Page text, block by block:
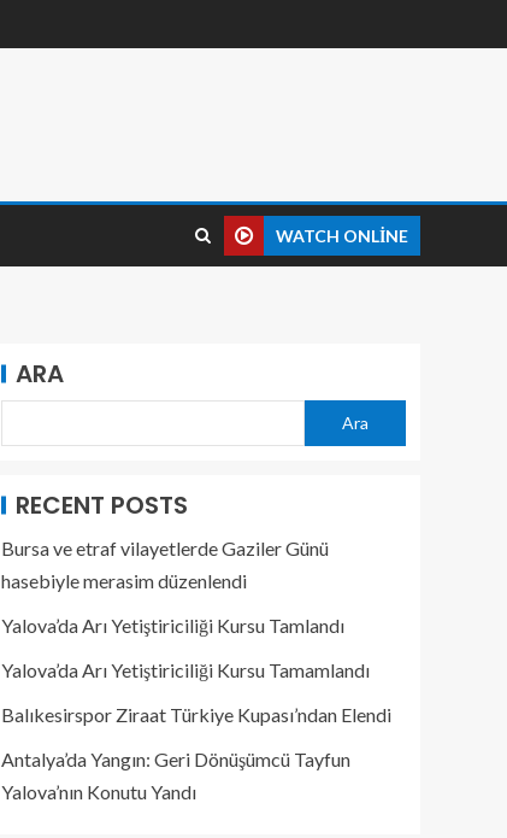
WATCH ONLINE
ARA
Ara
RECENT POSTS
Bursa ve etraf vilayetlerde Gaziler Günü
hasebiyle merasim düzenlendi
Yalova’da Arı Yetiştiriciliği Kursu Tamlandı
Yalova’da Arı Yetiştiriciliği Kursu Tamamlandı
Balıkesirspor Ziraat Türkiye Kupası’ndan Elendi
Antalya’da Yangın: Geri Dönüşümcü Tayfun
Yalova’nın Konutu Yandı